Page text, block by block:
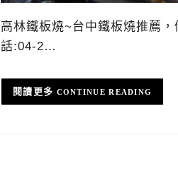
高林鐵板燒~台中鐵板燒推薦
話:04-2…
CONTINUE READING